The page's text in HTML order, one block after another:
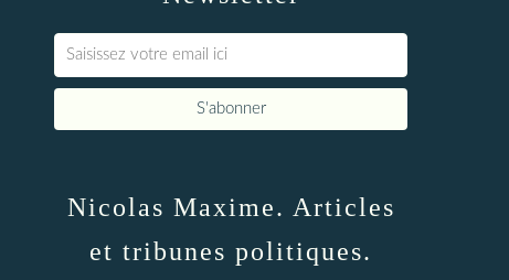
Nicolas Maxime. Articles
et tribunes politiques.